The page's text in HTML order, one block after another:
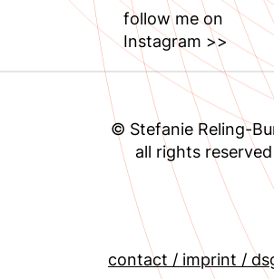
follow me on
Instagram >>
© Stefanie Reling-
all rights reserved
contact / imprint /